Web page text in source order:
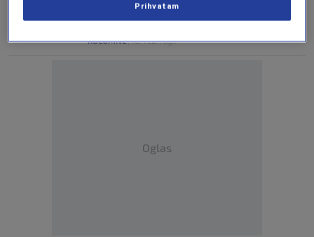
Zmajevi, demoni i kralj Tomislav
KOLUMNE|18. feb.|
Oglas
Prihvatam